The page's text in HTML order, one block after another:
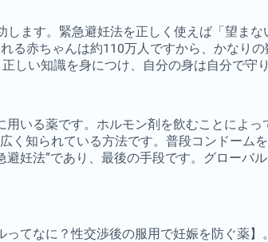
ます。緊急避妊法を正しく使えば「望ま
赤ちゃんは約110万人ですから、かなり
しい知識を身につけ、自分の身は自分で守り
いる薬です。ホルモン剤を飲むことによ
知られている方法です。普段コンドーム
妊法”であり、最後の手段です。グローバ
てなに？性交渉後の服用で妊娠を防ぐ薬